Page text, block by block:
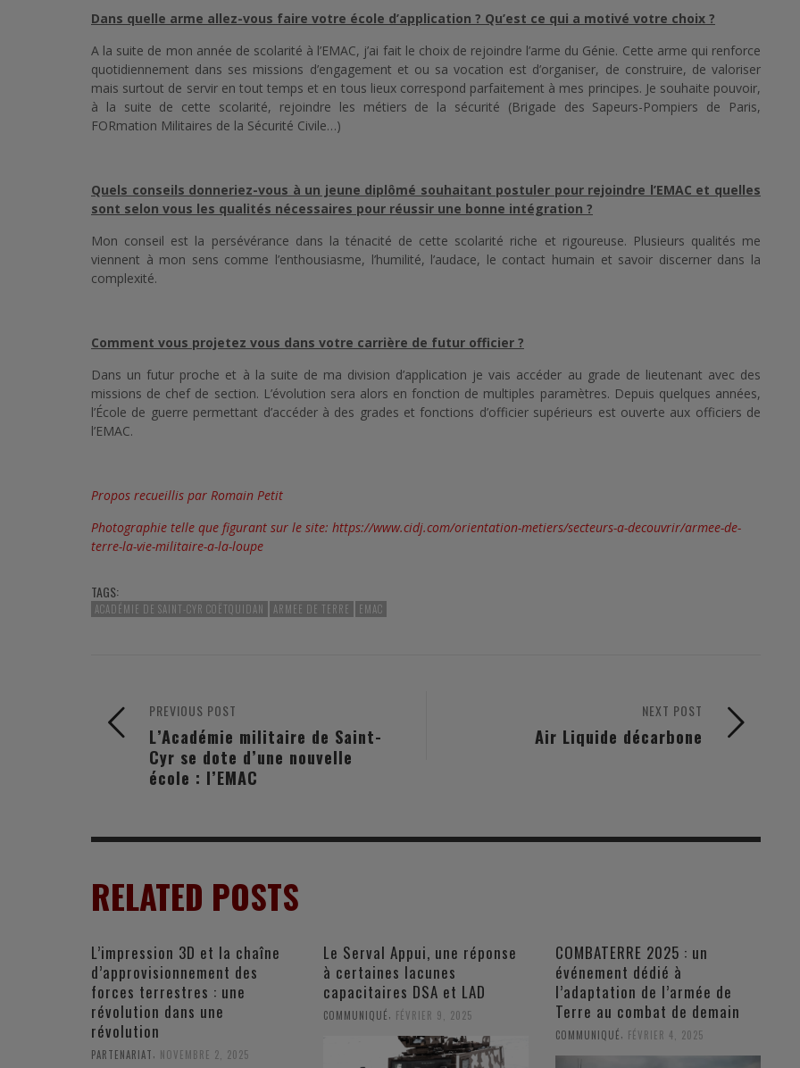
Dans quelle arme allez-vous faire votre école d’application ? Qu’est ce qui a motivé votre choix ?
A la suite de mon année de scolarité à l’EMAC, j’ai fait le choix de rejoindre l’arme du Génie. Cette arme qui renforce
quotidiennement dans ses missions d’engagement et ou sa vocation est d’organiser, de construire, de valoriser
mais surtout de servir en tout temps et en tous lieux correspond parfaitement à mes principes. Je souhaite pouvoir,
à la suite de cette scolarité, rejoindre les métiers de la sécurité (Brigade des Sapeurs-Pompiers de Paris,
FORmation Militaires de la Sécurité Civile…)
Quels conseils donneriez-vous à un jeune diplômé souhaitant postuler pour rejoindre l’EMAC et quelles
sont selon vous les qualités nécessaires pour réussir une bonne intégration ?
Mon conseil est la persévérance dans la ténacité de cette scolarité riche et rigoureuse. Plusieurs qualités me
viennent à mon sens comme l’enthousiasme, l’humilité, l’audace, le contact humain et savoir discerner dans la
complexité.
Comment vous projetez vous dans votre carrière de futur officier ?
Dans un futur proche et à la suite de ma division d’application je vais accéder au grade de lieutenant avec des
missions de chef de section. L’évolution sera alors en fonction de multiples paramètres. Depuis quelques années,
l’École de guerre permettant d’accéder à des grades et fonctions d’officier supérieurs est ouverte aux officiers de
l’EMAC.
Propos recueillis par Romain Petit
Photographie telle que figurant sur le site: https://www.cidj.com/orientation-metiers/secteurs-a-decouvrir/armee-de-
terre-la-vie-militaire-a-la-loupe
TAGS:
ACADÉMIE DE SAINT-CYR COËTQUIDAN ARMEE DE TERRE EMAC
NEXT POST
Air Liquide décarbone
PREVIOUS POST
L’Académie militaire de Saint-
Cyr se dote d’une nouvelle
école : l’EMAC
RELATED POSTS
L’impression 3D et la chaîne
d’approvisionnement des
forces terrestres : une
révolution dans une
révolution
PARTENARIAT, NOVEMBRE 2, 2025
Le Serval Appui, une réponse
à certaines lacunes
capacitaires DSA et LAD
COMMUNIQUÉ, FÉVRIER 9, 2025
COMBATERRE 2025 : un
événement dédié à
l’adaptation de l’armée de
Terre au combat de demain
COMMUNIQUÉ, FÉVRIER 4, 2025